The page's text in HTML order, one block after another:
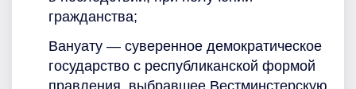
гражданства;
Вануату — суверенное демократическое
государство с республиканской формой
правления, выбравшее Вестминстерскую